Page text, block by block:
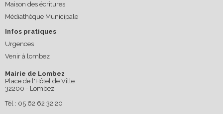
Maison des écritures
Médiathèque Municipale
Infos pratiques
Urgences
Venir à lombez
Mairie de Lombez
Place de l'Hôtel de Ville
32200 - Lombez
Tél : 05 62 62 32 20